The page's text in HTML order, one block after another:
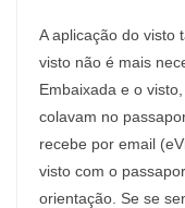
A aplicação do visto
visto não é mais
Embaixada e o
colavam no
recebe por email
visto com o
orientação. Se se